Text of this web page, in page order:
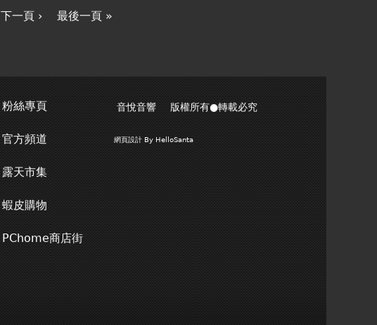
下一頁 › 最後一頁 »
粉絲專頁
官方頻道
露天市集
蝦皮購物
PChome商店街
音悅音響 版權所有●轉載必究
網頁設計By HelloSanta